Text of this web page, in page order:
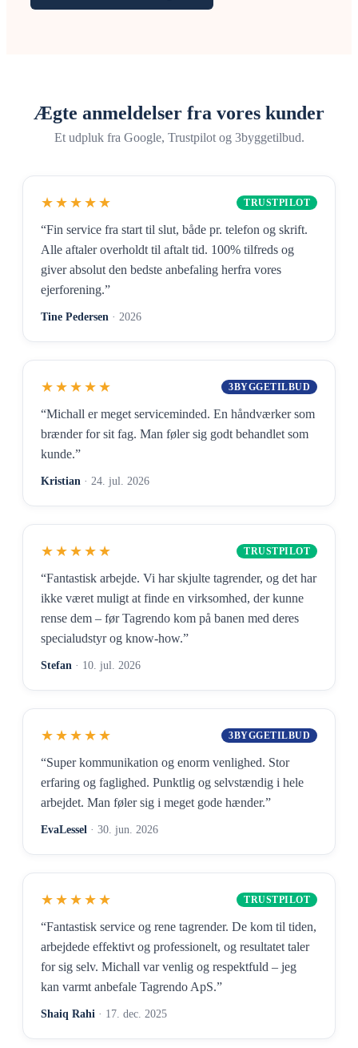
Ægte anmeldelser fra vores kunder
Et udpluk fra Google, Trustpilot og 3byggetilbud.
★★★★★ TRUSTPILOT
“Fin service fra start til slut, både pr. telefon og skrift.
Alle aftaler overholdt til aftalt tid. 100% tilfreds og
giver absolut den bedste anbefaling herfra vores
ejerforening.”
Tine Pedersen · 2026
★★★★★ 3BYGGETILBUD
“Michall er meget serviceminded. En håndværker som
brænder for sit fag. Man føler sig godt behandlet som
kunde.”
Kristian · 24. jul. 2026
★★★★★ TRUSTPILOT
“Fantastisk arbejde. Vi har skjulte tagrender, og det har
ikke været muligt at finde en virksomhed, der kunne
rense dem – før Tagrendo kom på banen med deres
specialudstyr og know-how.”
Stefan · 10. jul. 2026
★★★★★ 3BYGGETILBUD
“Super kommunikation og enorm venlighed. Stor
erfaring og faglighed. Punktlig og selvstændig i hele
arbejdet. Man føler sig i meget gode hænder.”
EvaLessel · 30. jun. 2026
★★★★★ TRUSTPILOT
“Fantastisk service og rene tagrender. De kom til tiden,
arbejdede effektivt og professionelt, og resultatet taler
for sig selv. Michall var venlig og respektfuld – jeg
kan varmt anbefale Tagrendo ApS.”
Shaiq Rahi · 17. dec. 2025